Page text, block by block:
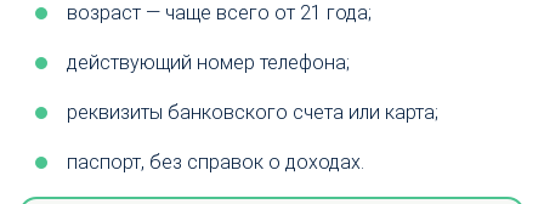
возраст — чаще всего от 21 года;
действующий номер телефона;
реквизиты банковского счета или карта;
паспорт, без справок о доходах.